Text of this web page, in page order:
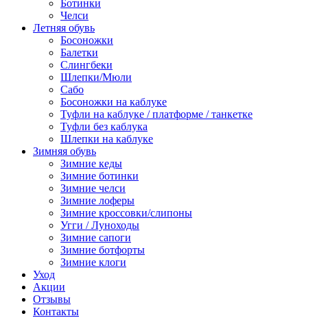
Ботинки
Челси
Летняя обувь
Босоножки
Балетки
Слингбеки
Шлепки/Мюли
Сабо
Босоножки на каблуке
Туфли на каблуке / платформе / танкетке
Туфли без каблука
Шлепки на каблуке
Зимняя обувь
Зимние кеды
Зимние ботинки
Зимние челси
Зимние лоферы
Зимние кроссовки/слипоны
Угги / Луноходы
Зимние сапоги
Зимние ботфорты
Зимние клоги
Уход
Акции
Отзывы
Контакты